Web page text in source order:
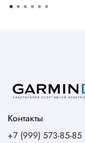
Контакты
+7 (999) 573-85-85